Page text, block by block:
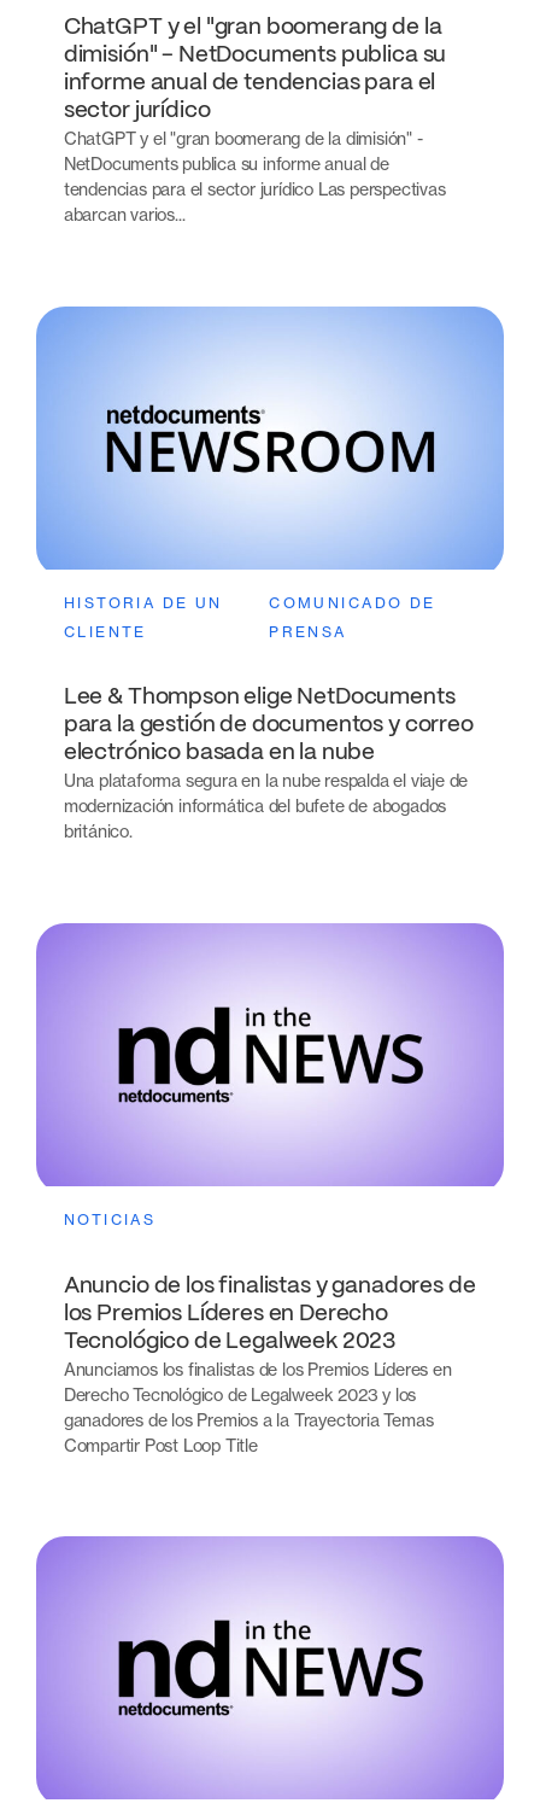
ChatGPT y el "gran boomerang de la
dimisión" - NetDocuments publica su
informe anual de tendencias para el
sector jurídico
ChatGPT y el "gran boomerang de la dimisión" -
NetDocuments publica su informe anual de
tendencias para el sector jurídico Las perspectivas
abarcan varios...
HISTORIA DE UN
CLIENTE
COMUNICADO DE
PRENSA
Lee & Thompson elige NetDocuments
para la gestión de documentos y correo
electrónico basada en la nube
Una plataforma segura en la nube respalda el viaje de
modernización informática del bufete de abogados
británico.
NOTICIAS
Anuncio de los finalistas y ganadores de
los Premios Líderes en Derecho
Tecnológico de Legalweek 2023
Anunciamos los finalistas de los Premios Líderes en
Derecho Tecnológico de Legalweek 2023 y los
ganadores de los Premios a la Trayectoria Temas
Compartir Post Loop Title